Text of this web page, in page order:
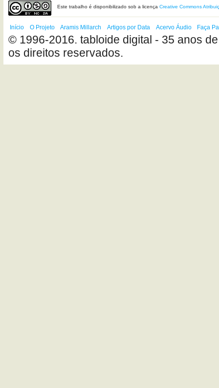
Estetrabalho é disponibilizado sob a licençaCreative Commons
Início O Projeto Aramis Millarch Artigos por Data Acervo Áudio Faça
© 1996-2016. tabloide digital - 35 anos
os direitos reservados.